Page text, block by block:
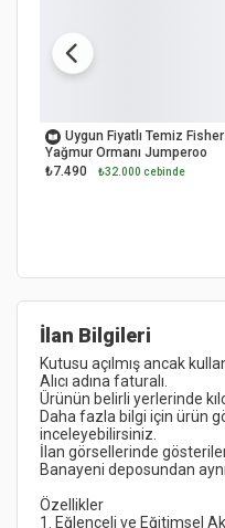
Uygun Fiyatlı Temiz
Yağmur Ormanı Jumperoo
₺7.490
₺32.000 cebinde
İlan Bilgileri
Daha fazla bilgi için ürün